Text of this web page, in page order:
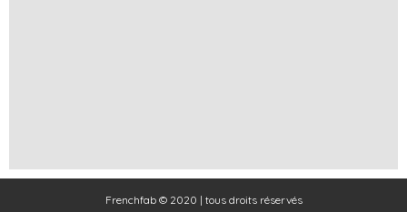
Frenchfab © 2020 | tous droits réservés